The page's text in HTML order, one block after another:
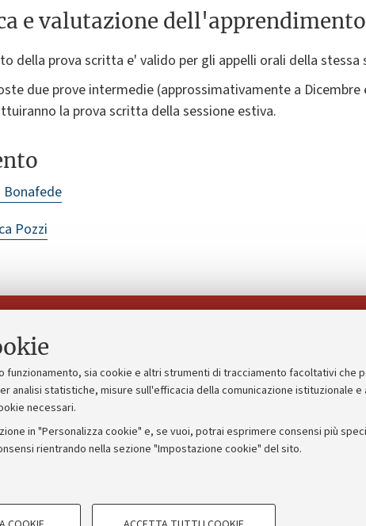
sia cookie e altri strumenti di tracciamento facoltativi che
analisi statistiche, misure sull'efficacia della comunicazione istituzionale
necessari.
in "Personalizza cookie" e, se vuoi, potrai esprimere consensi più
rientrando nella sezione "Impostazione cookie" del sito.
COOKIE TECNICI - NECESSARI
e valutazione dell'apprendimento
della prova scritta e' valido per gli appelli orali della stessa
due prove intermedie (approssimativamente a
la prova scritta della sessione estiva.
Bonafede
Pozzi
- UniboStore
Bandi, gare e concorsi
Amministrazione trasparente